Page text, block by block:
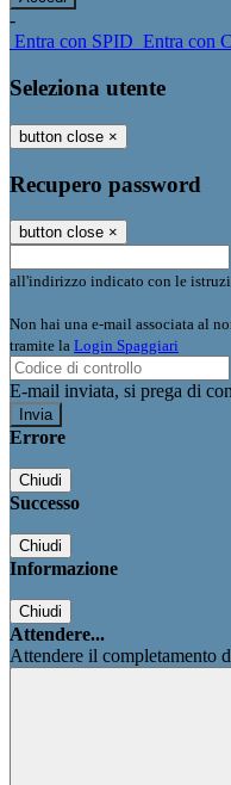
-
Entra con SPID Entra con
Seleziona utente
button close ×
Recupero password
button close ×
all'indirizzo indicato con le
Non hai una e-mail associata al
tramite la Login Spaggiari
E-mail inviata, si prega di
Errore
Chiudi
Successo
Chiudi
Informazione
Chiudi
Attendere...
Attendere il completamento